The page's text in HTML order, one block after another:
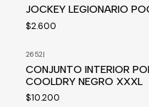
JOCKEY LEGIONARIO
$2.600
2652|
CONJUNTO INTERIOR
COOLDRY NEGRO XXXL
$10.200